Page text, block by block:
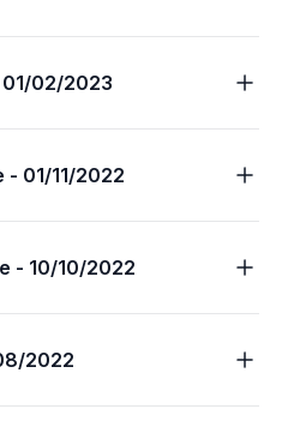
02/2023
- 01/11/2022
- 10/10/2022
2022